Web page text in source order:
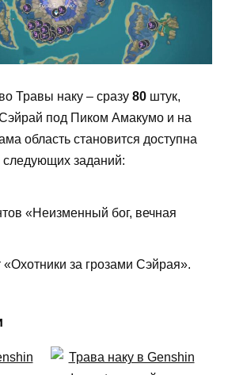
Травы наку – сразу 80 штук,
Сэйрай под Пиком Амакумо и на
область становится доступна
заданий:
«Неизменный бог, вечная
«Охотники за грозами Сэйрая».